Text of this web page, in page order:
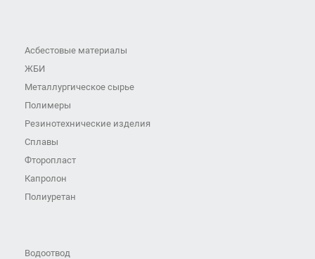
Асбестовые материалы
ЖБИ
Металлургическое сырье
Полимеры
Резинотехнические изделия
Сплавы
Фторопласт
Капролон
Полиуретан
Водоотвод